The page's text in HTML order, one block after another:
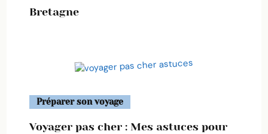
Bretagne
Préparer son voyage
Voyager pas cher : Mes astuces pour